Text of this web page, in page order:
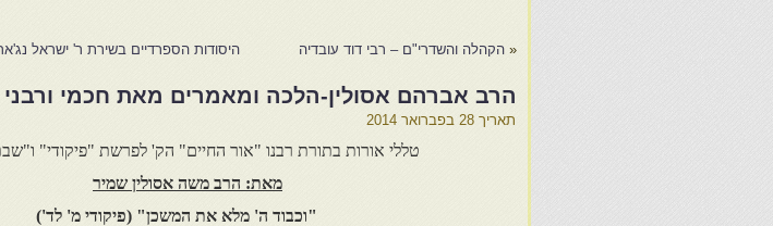
« הקהלה והשדרי"ם – רבי דוד עובדיה היסודות הספרדיים בשירת ר' ישראל נג'ארה-פעמים
הרב אברהם אסולין-הלכה ומאמרים מאת חכמי ורבני
תאריך 28 בפברואר 2014
טללי אורות בתורת רבנו "אור החיים" הק' לפרשת "פיקודי"
מאת: הרב משה אסולין שמיר
"וכבוד ה' מלא את המשכן" (פיקודי מ' לד')